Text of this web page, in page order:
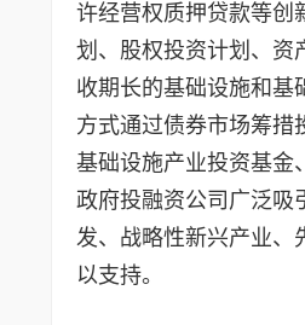
许经营权质押贷款等创
划、股权投资计划、资
收期长的基础设施和基
方式通过债券市场筹措
基础设施产业投资基金
政府投融资公司广泛吸
发、战略性新兴产业、
以支持。